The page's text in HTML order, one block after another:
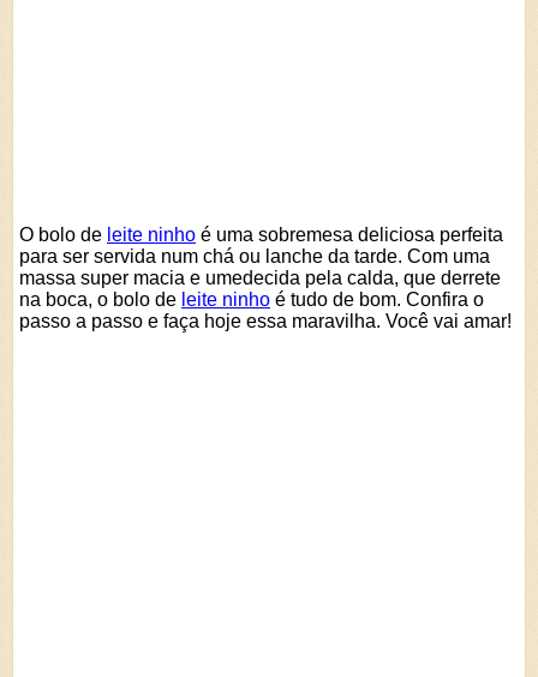
O bolo de leite ninho é uma sobremesa deliciosa perfeita
para ser servida num chá ou lanche da tarde. Com uma
massa super macia e umedecida pela calda, que derrete
na boca, o bolo de leite ninho é tudo de bom. Confira o
passo a passo e faça hoje essa maravilha. Você vai amar!